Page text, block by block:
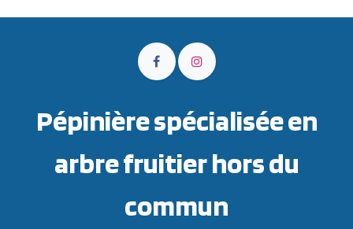
Pépinière spécialisée en
arbre fruitier hors du
commun